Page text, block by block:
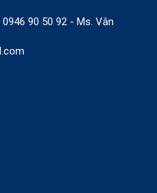
90 50 92 - Ms. Vân